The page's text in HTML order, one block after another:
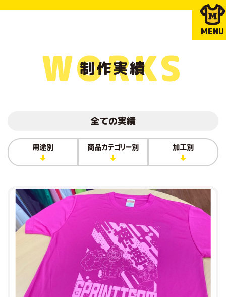
MENU
制作実績
WORKS
全ての実績
用途別 商品カテゴリー別 加工別